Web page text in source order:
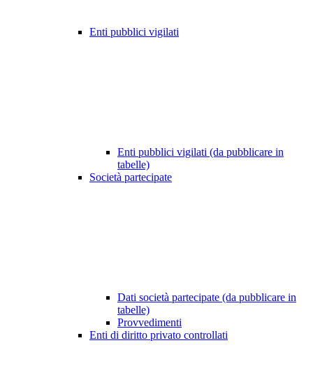
Enti pubblici vigilati
Enti pubblici vigilati (da pubblicare in
tabelle)
Società partecipate
Dati società partecipate (da pubblicare in
tabelle)
Provvedimenti
Enti di diritto privato controllati